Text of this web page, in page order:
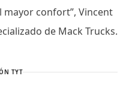
confort”, Vincent
de Mack Trucks.
TYT